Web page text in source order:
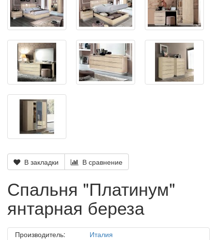
В закладки В сравнение
Спальня "Платинум"
янтарная береза
Производитель:
Италия